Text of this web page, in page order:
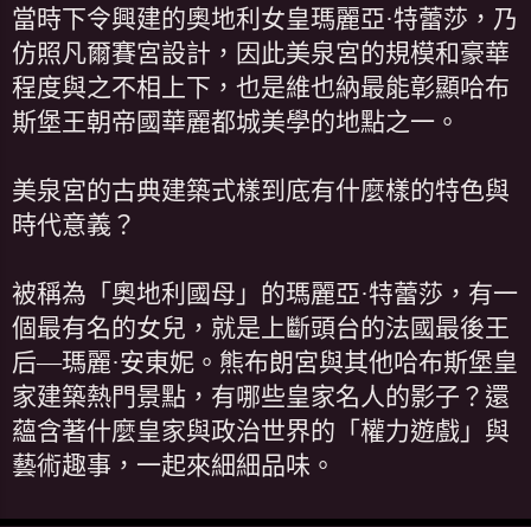
當時下令興建的奧地利女皇瑪麗亞·特蕾莎，乃
仿照凡爾賽宮設計，因此美泉宮的規模和豪華
程度與之不相上下，也是維也納最能彰顯哈布
斯堡王朝帝國華麗都城美學的地點之一。
美泉宮的古典建築式樣到底有什麼樣的特色與
時代意義？
被稱為「奧地利國母」的瑪麗亞·特蕾莎，有一
個最有名的女兒，就是上斷頭台的法國最後王
后—瑪麗·安東妮。熊布朗宮與其他哈布斯堡皇
家建築熱門景點，有哪些皇家名人的影子？還
蘊含著什麼皇家與政治世界的「權力遊戲」與
藝術趣事，一起來細細品味。